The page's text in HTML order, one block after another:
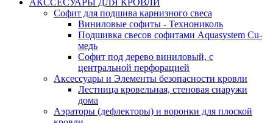
АКССЕСУАРЫ ДЛЯ КРОВЛИ
Софит для подшива карнизного свеса
Виниловые софиты - Технониколь
Подшивка свесов софитами Aquasystem Cu-
медь
Софит под дерево виниловый, с
центральной перфорацией
Аксессуары и Элементы безопасности кровли
Лестница кровельная, стеновая снаружи
дома
Аэраторы (дефлекторы) и воронки для плоской